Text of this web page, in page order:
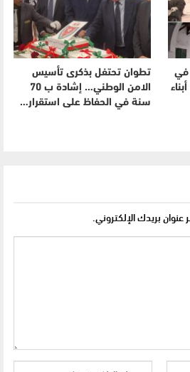
في
تطوان تحتفل بذكرى تأسيس
الامن الوطني… إشادة ب 70
سنة في الحفاظ على استقرار…
عنوان بريدك الإلكتروني.